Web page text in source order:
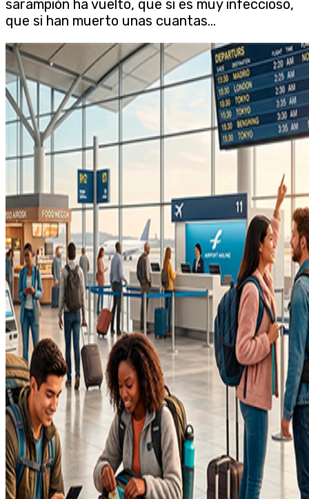
sarampión ha vuelto, que si es muy infeccioso,
que si han muerto unas cuantas...